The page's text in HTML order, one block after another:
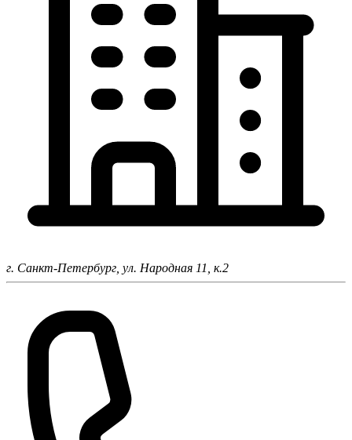
г. Санкт-Петербург, ул. Народная 11, к.2